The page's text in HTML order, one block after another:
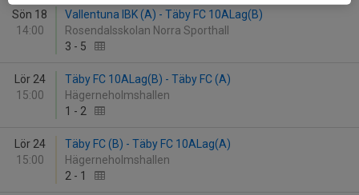
Sön 18
14:00
Vallentuna IBK (A) - Täby FC 10ALag(B)
Rosendalsskolan Norra Sporthall
3 - 5
Lör 24
15:00
Täby FC 10ALag(B) - Täby FC (A)
Hägerneholmshallen
1 - 2
Lör 24
15:00
Täby FC (B) - Täby FC 10ALag(A)
Hägerneholmshallen
2 - 1